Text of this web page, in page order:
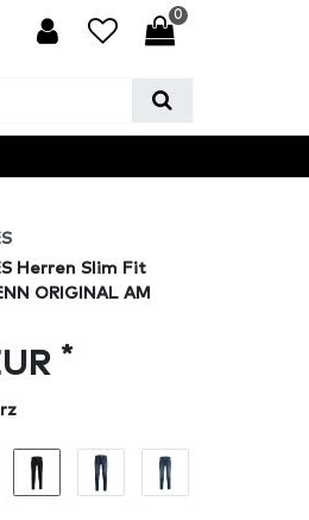
0
Herren Slim Fit
ORIGINAL AM
*